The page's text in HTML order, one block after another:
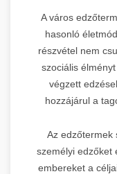
A város
hasonló
részvétel nem
szociális
végzett
hozzájárul a
Az edzőtermek
személyi edzőket
embereket a